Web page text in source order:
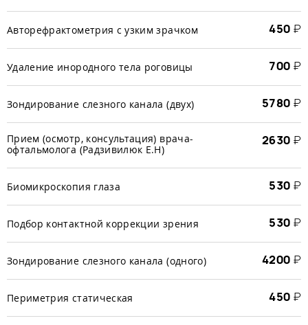
Авторефрактометрия с узким зрачком 450 ₽
Удаление инородного тела роговицы 700 ₽
Зондирование слезного канала (двух) 5780 ₽
Прием (осмотр, консультация) врача-
офтальмолога (Радзивилюк Е.Н)
2630 ₽
Биомикроскопия глаза 530 ₽
Подбор контактной коррекции зрения 530 ₽
Зондирование слезного канала (одного) 4200 ₽
Периметрия статическая 450 ₽